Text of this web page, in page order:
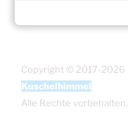
Copyright © 2017-2026
Kuschelhimmel
Alle Rechte vorbehalten.